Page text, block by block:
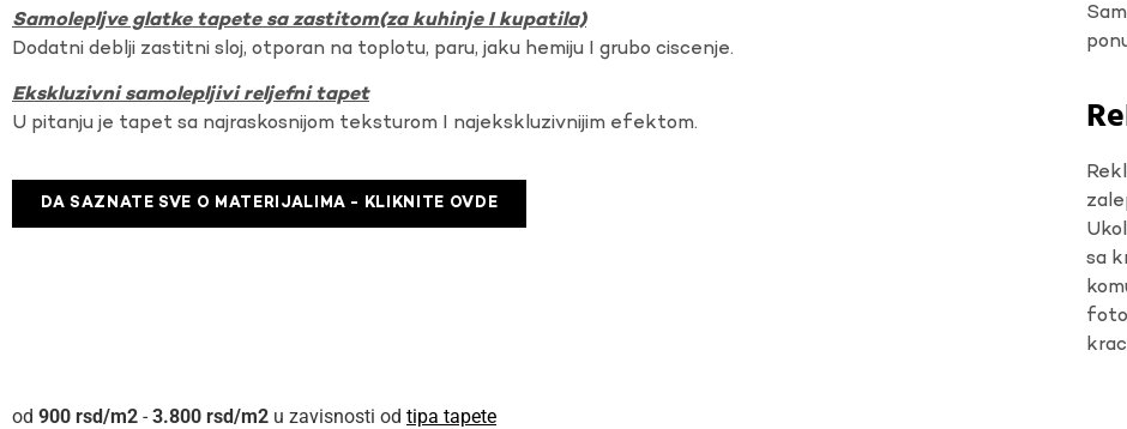
Samolepljve glatke tapete sa zastitom(za kuhinje I kupatila)
Dodatni deblji zastitni sloj, otporan na toplotu, paru, jaku hemiju I grubo ciscenje.
Ekskluzivni samolepljivi reljefni tapet
U pitanju je tapet sa najraskosnijom teksturom I najekskluzivnijim efektom.
DA SAZNATE SVE O MATERIJALIMA - KLIKNITE OVDE
sa
900 rsd - 3.800 rsd u zavisnosti od tipa tapete